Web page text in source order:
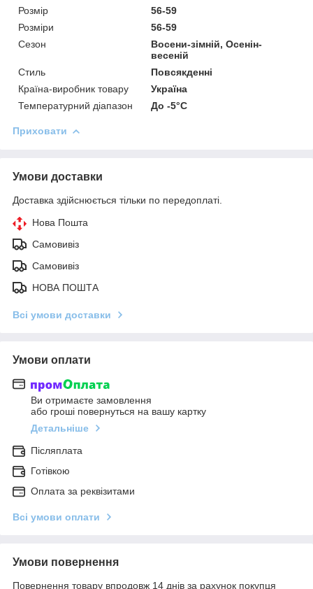
Розмір
56-59
Розміри
56-59
Сезон
Восени-зімній, Осенін-
весеній
Стиль
Повсякденні
Країна-виробник товару
Україна
Температурний діапазон
До -5°C
Приховати
Умови доставки
Доставка здійснюється тільки по передоплаті.
Нова Пошта
Самовивіз
Самовивіз
НОВА ПОШТА
Всі умови доставки
Умови оплати
Ви отримаєте замовлення
або гроші повернуться на вашу картку
Детальніше
Післяплата
Готівкою
Оплата за реквізитами
Всі умови оплати
Умови повернення
Повернення товару впродовж 14 днів за рахунок покупця